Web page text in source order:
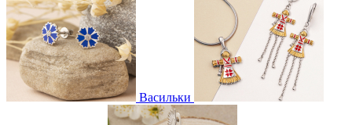
Васильки